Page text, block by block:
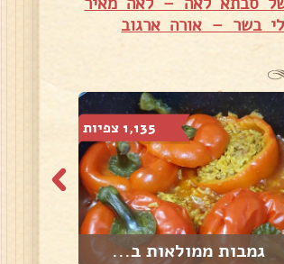
בשר – אורה ארגוב
1,135 צפיות
גמבות ממולאות ב...